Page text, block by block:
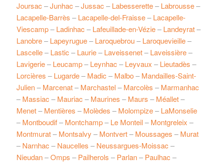
Joursac –Junhac –Jussac –Labesserette–Labrousse–
Lacapelle-Barrès –Lacapelle-del-Fraisse–Lacapelle-
Viescamp–Ladinhac –Lafeuillade-en-Vézie–Landeyrat–
Lanobre–Lapeyrugue–Laroquebrou–Laroquevieille–
Lascelle–Lastic –Laurie–Laveissenet–Laveissière–
Lavigerie–Leucamp–Leynhac –Leyvaux –Lieutadès –
Lorcières –Lugarde–Madic –Malbo–Mandailles-Saint-
Julien–Marcenat–Marchastel–Marcolès –Marmanhac
–Massiac –Mauriac –Maurines –Maurs –Méallet–
Menet–Mentières –Molèdes –Molompize–LaMonselie
–Montboudif–Montchamp–Le Monteil–Montgreleix –
Montmurat–Montsalvy –Montvert–Moussages –Murat
–Narnhac –Naucelles –Neussargues-Moissac –
Nieudan–Omps –Pailherols –Parlan–Paulhac –